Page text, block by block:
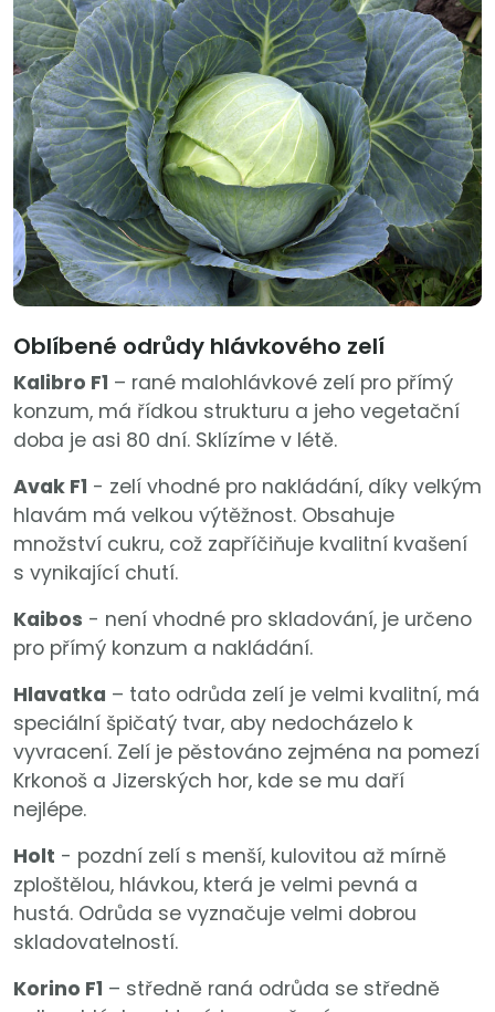
Oblíbené odrůdy hlávkového zelí
Kalibro F1 – rané malohlávkové zelí pro přímý
konzum, má řídkou strukturu a jeho vegetační
doba je asi 80 dní. Sklízíme v létě.
Avak F1 - zelí vhodné pro nakládání, díky velkým
hlavám má velkou výtěžnost. Obsahuje
množství cukru, což zapříčiňuje kvalitní kvašení
s vynikající chutí.
Kaibos - není vhodné pro skladování, je určeno
pro přímý konzum a nakládání.
Hlavatka – tato odrůda zelí je velmi kvalitní, má
speciální špičatý tvar, aby nedocházelo k
vyvracení. Zelí je pěstováno zejména na pomezí
Krkonoš a Jizerských hor, kde se mu daří
nejlépe.
Holt - pozdní zelí s menší, kulovitou až mírně
zploštělou, hlávkou, která je velmi pevná a
hustá. Odrůda se vyznačuje velmi dobrou
skladovatelností.
Korino F1 – středně raná odrůda se středně